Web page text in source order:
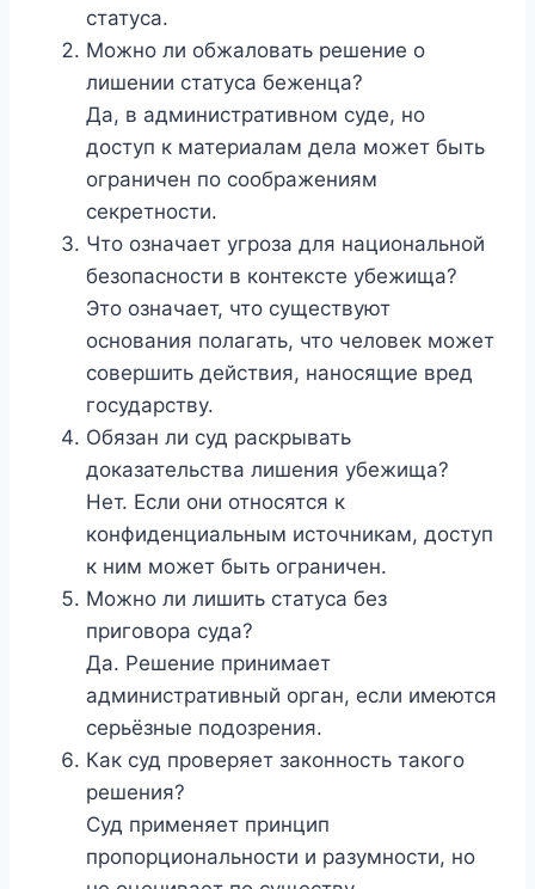
статуса.
Можно ли обжаловать решение о
лишении статуса беженца?
Да, в административном суде, но
доступ к материалам дела может быть
ограничен по соображениям
секретности.
Что означает угроза для национальной
безопасности в контексте убежища?
Это означает, что существуют
основания полагать, что человек может
совершить действия, наносящие вред
государству.
Обязан ли суд раскрывать
доказательства лишения убежища?
Нет. Если они относятся к
конфиденциальным источникам, доступ
к ним может быть ограничен.
Можно ли лишить статуса без
приговора суда?
Да. Решение принимает
административный орган, если имеются
серьёзные подозрения.
Как суд проверяет законность такого
решения?
Суд применяет принцип
пропорциональности и разумности, но